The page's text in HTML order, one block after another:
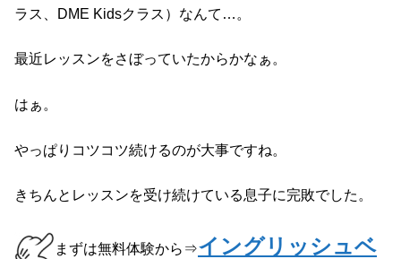
ラス、DME Kidsクラス）なんて…。
最近レッスンをさぼっていたからかなぁ。
はぁ。
やっぱりコツコツ続けるのが大事ですね。
きちんとレッスンを受け続けている息子に完敗でした。
まずは無料体験から⇒イングリッシュベ